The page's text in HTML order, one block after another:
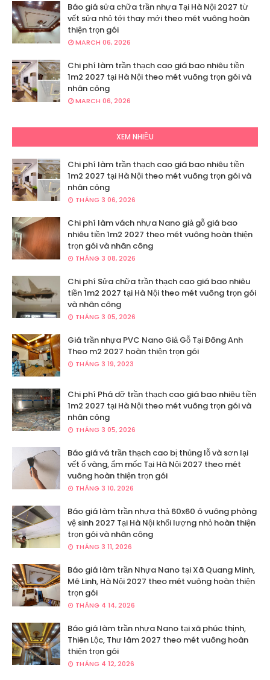
Báo giá sửa chữa trần nhựa Tại Hà Nội 2027 từ
vết sửa nhỏ tới thay mới theo mét vuông hoàn
thiện trọn gói
MARCH 06, 2026
Chi phí làm trần thạch cao giá bao nhiêu tiền
1m2 2027 tại Hà Nội theo mét vuông trọn gói và
nhân công
MARCH 06, 2026
XEM NHIỀU
Chi phí làm trần thạch cao giá bao nhiêu tiền
1m2 2027 tại Hà Nội theo mét vuông trọn gói và
nhân công
THÁNG 3 06, 2026
Chi phí làm vách nhựa Nano giả gỗ giá bao
nhiêu tiền 1m2 2027 theo mét vuông hoàn thiện
trọn gói và nhân công
THÁNG 3 08, 2026
Chi phí Sửa chữa trần thạch cao giá bao nhiêu
tiền 1m2 2027 tại Hà Nội theo mét vuông trọn gói
và nhân công
THÁNG 3 05, 2026
Giá trần nhựa PVC Nano Giả Gỗ Tại Đông Anh
Theo m2 2027 hoàn thiện trọn gói
THÁNG 3 19, 2023
Chi phí Phá dỡ trần thạch cao giá bao nhiêu tiền
1m2 2027 tại Hà Nội theo mét vuông trọn gói và
nhân công
THÁNG 3 05, 2026
Báo giá vá trần thạch cao bị thủng lỗ và sơn lại
vết ố vàng, ẩm mốc Tại Hà Nội 2027 theo mét
vuông hoàn thiện trọn gói
THÁNG 3 10, 2026
Báo giá làm trần nhựa thả 60x60 ô vuông phòng
vệ sinh 2027 Tại Hà Nội khối lượng nhỏ hoàn thiện
trọn gói và nhân công
THÁNG 3 11, 2026
Báo giá làm trần Nhựa Nano tại Xã Quang Minh,
Mê Linh, Hà Nội 2027 theo mét vuông hoàn thiện
trọn gói
THÁNG 4 14, 2026
Báo giá làm trần nhựa Nano tại xã phúc thịnh,
Thiên Lộc, Thư lâm 2027 theo mét vuông hoàn
thiện trọn gói
THÁNG 4 12, 2026